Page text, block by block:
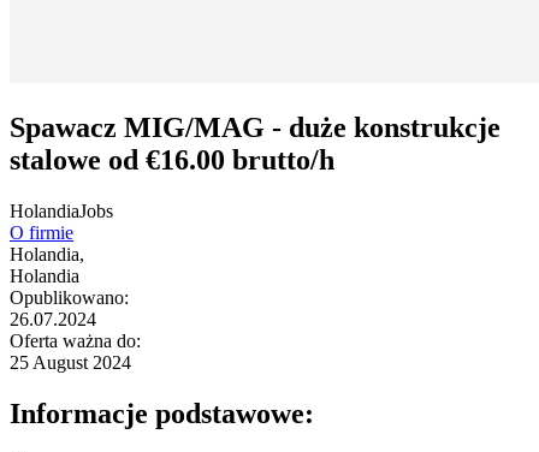
Spawacz MIG/MAG - duże konstrukcje
stalowe od €16.00 brutto/h
HolandiaJobs
O firmie
Holandia,
Holandia
Opublikowano:
26.07.2024
Oferta ważna do:
25 August 2024
Informacje podstawowe: